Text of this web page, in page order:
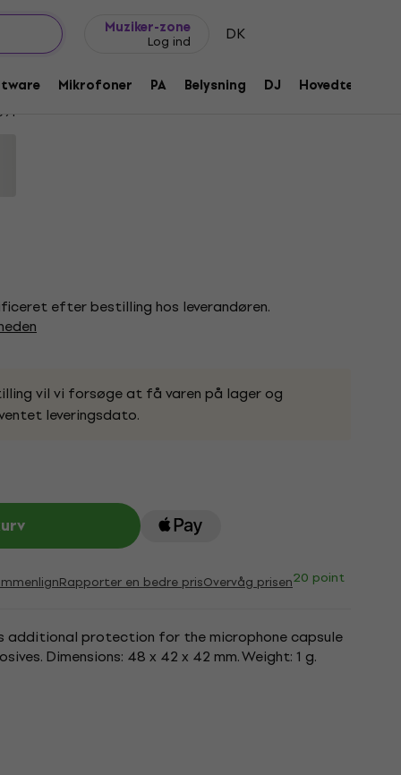
Muziker-zone
Log ind DK
Mikrofoner PA Belysning DJ Hovedtelefoner
efter bestilling hos leverandøren.
vil vi forsøge at få varen på lager og
leveringsdato.
Rapporter en bedre prisOvervåg prisen20 point
additional protection for the microphone capsule
Dimensions: 48 x 42 x 42 mm. Weight: 1 g.